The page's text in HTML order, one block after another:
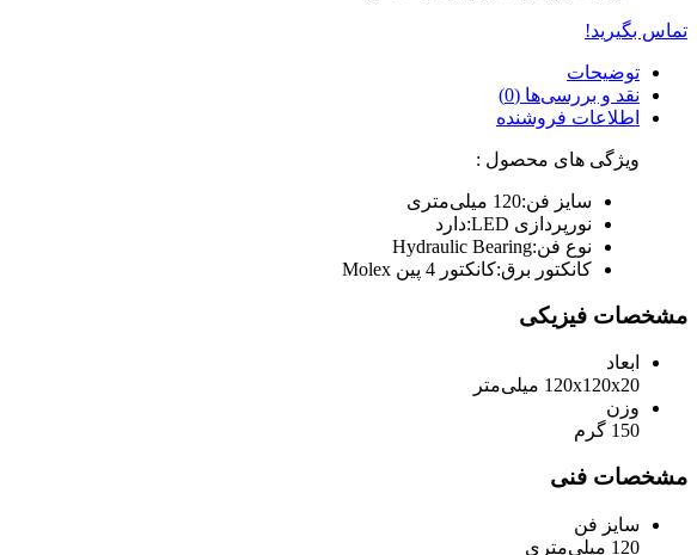
تماس بگیرید!
توضیحات
نقد و بررسی‌ها (0)
اطلاعات فروشنده
ویژگی های محصول :
سایز فن:120 میلی‌متری
نورپردازی LED:دارد
نوع فن:Hydraulic Bearing
کانکتور برق:کانکتور 4 پین Molex
مشخصات فیزیکی
ابعاد
120x120x20 میلی‌متر
وزن
150 گرم
مشخصات فنی
سایز فن
120 میلی‌متری